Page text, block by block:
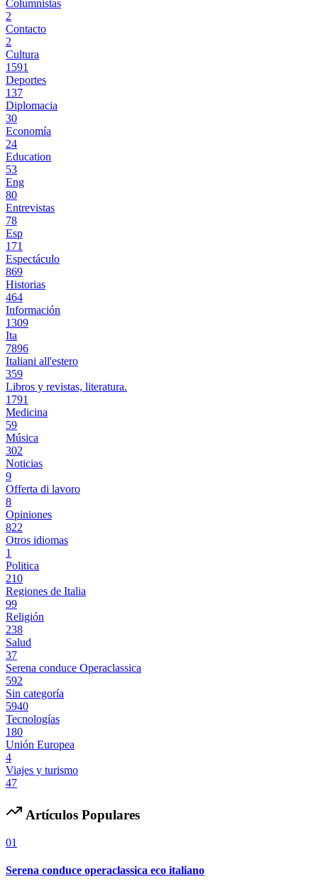
Columnistas
2
Contacto
2
Cultura
1591
Deportes
137
Diplomacia
30
Economía
24
Education
53
Eng
80
Entrevistas
78
Esp
171
Espectáculo
869
Historias
464
Información
1309
Ita
7896
Italiani all'estero
359
Libros y revistas, literatura.
1791
Medicina
59
Música
302
Noticias
9
Offerta di lavoro
8
Opiniones
822
Otros idiomas
1
Politica
210
Regiones de Italia
99
Religión
238
Salud
37
Serena conduce Operaclassica
592
Sin categoría
5940
Tecnologías
180
Unión Europea
4
Viajes y turismo
47
Artículos Populares
01
Serena conduce operaclassica eco italiano